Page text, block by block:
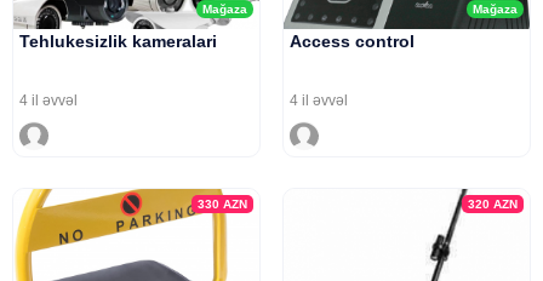
Mağaza
Tehlukesizlik kameralari
4 il əvvəl
Mağaza
Access control
4 il əvvəl
330AZN 320 AZN